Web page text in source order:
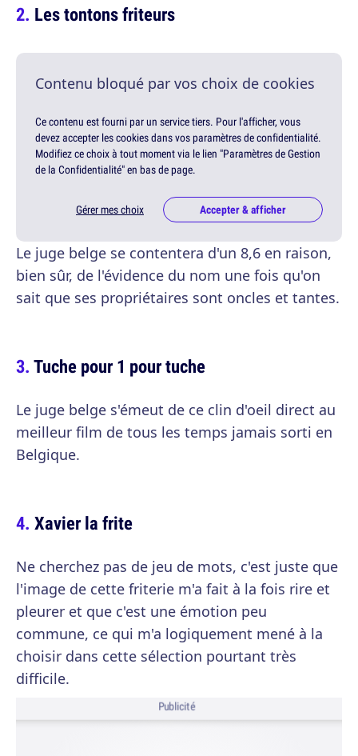
Les tontons friteurs
Contenu bloqué par vos choix de cookies
Ce contenu est fourni par un service tiers. Pour l'afficher, vous
devez accepter les cookies dans vos paramètres de confidentialité.
Modifiez ce choix à tout moment via le lien "Paramètres de Gestion
de la Confidentialité" en bas de page.
Gérer mes choix Accepter & afficher
Le juge belge se contentera d'un 8,6 en raison,
bien sûr, de l'évidence du nom une fois qu'on
sait que ses propriétaires sont oncles et tantes.
Tuche pour 1 pour tuche
Le juge belge s'émeut de ce clin d'oeil direct au
meilleur film de tous les temps jamais sorti en
Belgique.
Xavier la frite
Ne cherchez pas de jeu de mots, c'est juste que
l'image de cette friterie m'a fait à la fois rire et
pleurer et que c'est une émotion peu
commune, ce qui m'a logiquement mené à la
choisir dans cette sélection pourtant très
difficile.
Publicité